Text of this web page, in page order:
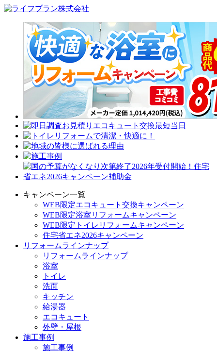
キャンペーン一覧
WEB限定エコキュート交換キャンペーン
WEB限定浴室リフォームキャンペーン
WEB限定トイレリフォームキャンペーン
住宅省エネ2026キャンペーン
リフォームラインナップ
リフォームラインナップ
浴室
トイレ
洗面
キッチン
給湯器
エコキュート
外壁・屋根
施工事例
施工事例